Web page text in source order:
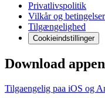
Privatlivspolitik
Vilkår og betingelser
Tilgængelighed
Cookieindstillinger
Download appen
Tilgaengelig paa iOS og